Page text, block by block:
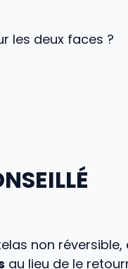
les deux faces ?
non
au lieu de le